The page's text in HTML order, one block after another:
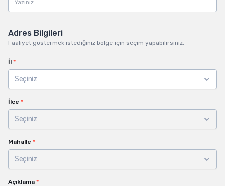
Adres Bilgileri
Faaliyet göstermek istediğiniz bölge için seçim yapabilirsiniz.
İl *
Seçiniz
İlçe *
Seçiniz
Mahalle *
Seçiniz
Açıklama *